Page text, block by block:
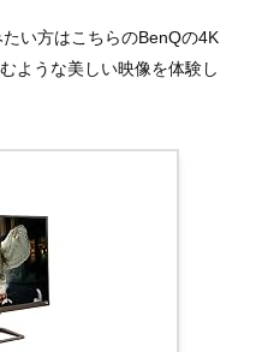
い方はこちらのBenQの4K
ような美しい映像を体験し